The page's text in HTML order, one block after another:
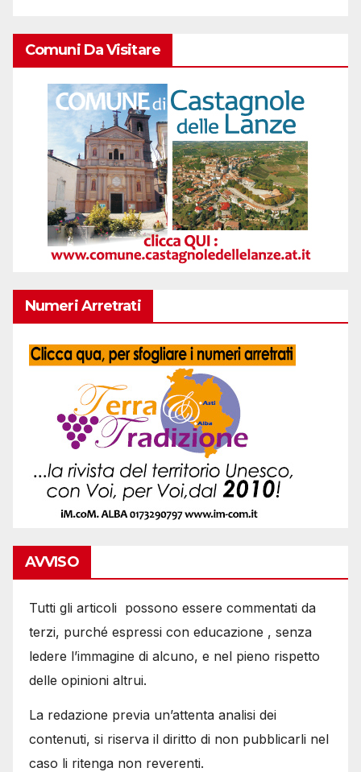
Comuni Da Visitare
Numeri Arretrati
AVVISO
Tutti gli articoli possono essere commentati da
terzi, purché espressi con educazione , senza
ledere l’immagine di alcuno, e nel pieno rispetto
delle opinioni altrui.
La redazione previa un’attenta analisi dei
contenuti, si riserva il diritto di non pubblicarli nel
caso li ritenga non reverenti.